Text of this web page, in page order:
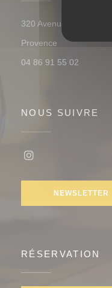
320 Avenue Wolfgang
Provence ((ouvre une
04 86 91 55 02
NOUS SUIVRE
NEWSLETTER
RÉSERVATION